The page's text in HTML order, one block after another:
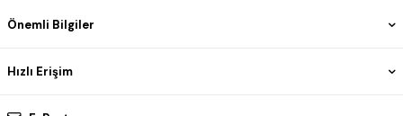
Önemli Bilgiler
Hızlı Erişim